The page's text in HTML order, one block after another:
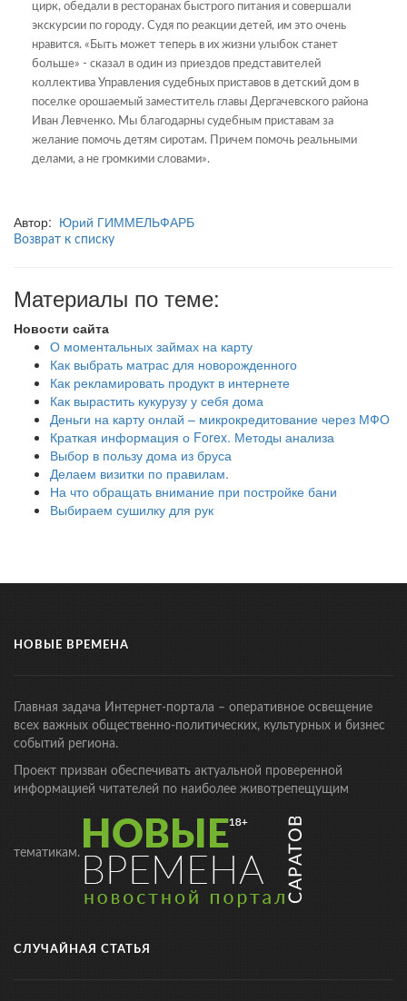
цирк, обедали в ресторанах быстрого питания и совершали
экскурсии по городу. Судя по реакции детей, им это очень
нравится. «Быть может теперь в их жизни улыбок станет
больше» - сказал в один из приездов представителей
коллектива Управления судебных приставов в детский дом в
поселке орошаемый заместитель главы Дергачевского района
Иван Левченко. Мы благодарны судебным приставам за
желание помочь детям сиротам. Причем помочь реальными
делами, а не громкими словами».
Автор: Юрий ГИММЕЛЬФАРБ
Возврат к списку
Материалы по теме:
Новости сайта
О моментальных займах на карту
Как выбрать матрас для новорожденного
Как рекламировать продукт в интернете
Как вырастить кукурузу у себя дома
Деньги на карту онлай – микрокредитование через МФО
Краткая информация о Forex. Методы анализа
Выбор в пользу дома из бруса
Делаем визитки по правилам.
На что обращать внимание при постройке бани
Выбираем сушилку для рук
НОВЫЕ ВРЕМЕНА
Главная задача Интернет-портала – оперативное освещение
всех важных общественно-политических, культурных и бизнес
событий региона.
Проект призван обеспечивать актуальной проверенной
информацией читателей по наиболее животрепещущим
тематикам.
СЛУЧАЙНАЯ СТАТЬЯ